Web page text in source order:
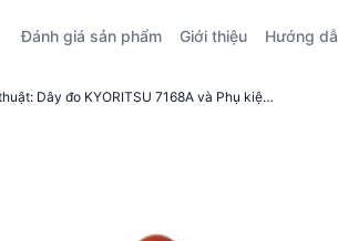
Đánh giá sản phẩm Giới thiệu Hướng
So sánh kỹ thuật: Dây đo KYORITSU 7168A và Phụ kiện truyền thông KYORITSU 8241